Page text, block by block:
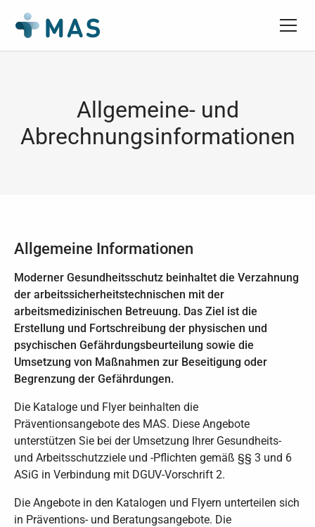
Allgemeine- und
Abrechnungsinformationen
Allgemeine Informationen
Moderner Gesundheitsschutz beinhaltet die Verzahnung
der arbeitssicherheitstechnischen mit der
arbeitsmedizinischen Betreuung. Das Ziel ist die
Erstellung und Fortschreibung der physischen und
psychischen Gefährdungsbeurteilung sowie die
Umsetzung von Maßnahmen zur Beseitigung oder
Begrenzung der Gefährdungen.
Die Kataloge und Flyer beinhalten die
Präventionsangebote des MAS. Diese Angebote
unterstützen Sie bei der Umsetzung Ihrer Gesundheits-
und Arbeitsschutzziele und -Pflichten gemäß §§ 3 und 6
ASiG in Verbindung mit DGUV-Vorschrift 2.
Die Angebote in den Katalogen und Flyern unterteilen sich
in Präventions- und Beratungsangebote. Die